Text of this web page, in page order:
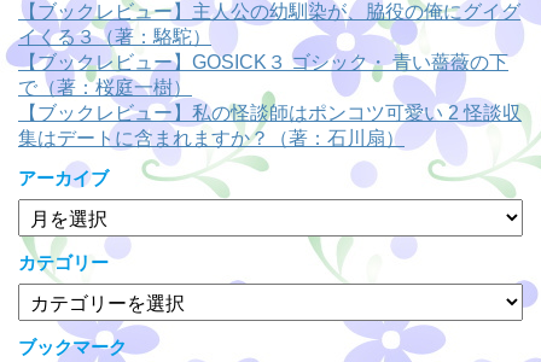
【ブックレビュー】主人公の幼馴染が、脇役の俺にグイグ
イくる３（著：駱駝）
【ブックレビュー】GOSICK３ ゴシック・ 青い薔薇の下
で（著：桜庭一樹）
【ブックレビュー】私の怪談師はポンコツ可愛い 2 怪談収
集はデートに含まれますか？（著：石川扇）
アーカイブ
ア
ー
カ
イ
ブ
カテゴリー
テ
ゴ
ブックマーク